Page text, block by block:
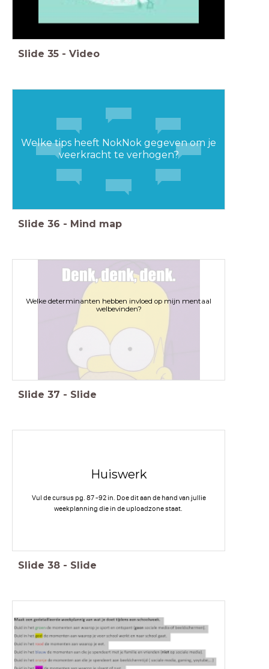
Slide 35 - Video
Welke tips heeft NokNok gegeven om je
veerkracht te verhogen?
Slide 36 - Mind map
Welke determinanten hebben invloed op mijn mentaal
welbevinden?
Slide 37 - Slide
Huiswerk
Vul de cursus pg. 87 -92 in. Doe dit aan de hand van jullie
weekplanning die in de uploadzone staat.
Slide 38 - Slide